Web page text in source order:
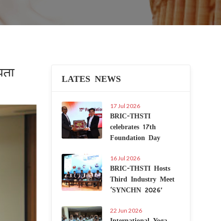
Next
LATES NEWS
17 Jul 2026
BRIC-THSTI
celebrates 17th
Foundation Day
16 Jul 2026
BRIC-THSTI Hosts
Third Industry Meet
‘SYNCHN 2026’
22 Jun 2026